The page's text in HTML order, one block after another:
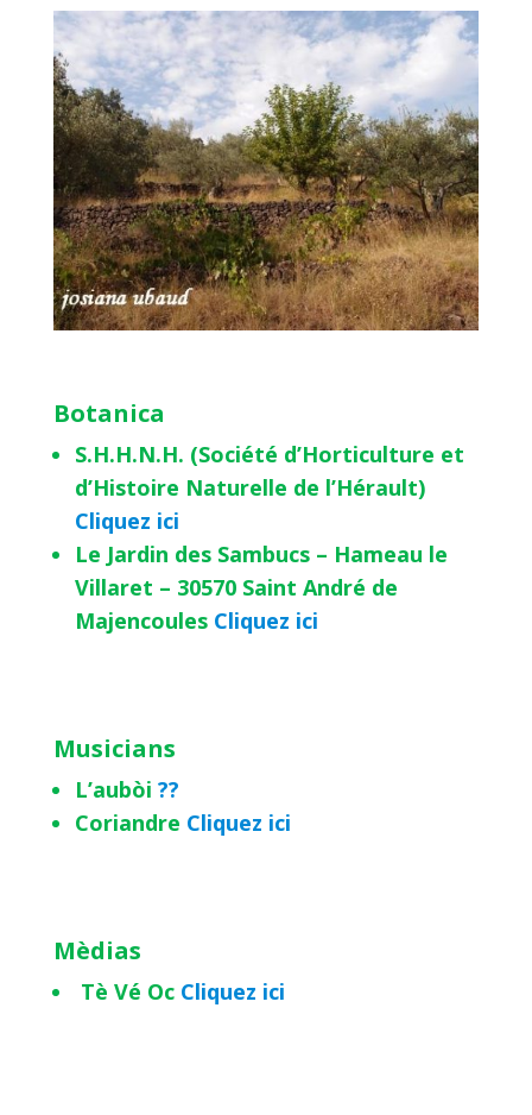
Botanica
S.H.H.N.H. (Société d’Horticulture et
d’Histoire Naturelle de l’Hérault)
Cliquez ici
Le Jardin des Sambucs – Hameau le
Villaret – 30570 Saint André de
Majencoules Cliquez ici
Musicians
L’aubòi ??
Coriandre Cliquez ici
Mèdias
Tè Vé Oc Cliquez ici